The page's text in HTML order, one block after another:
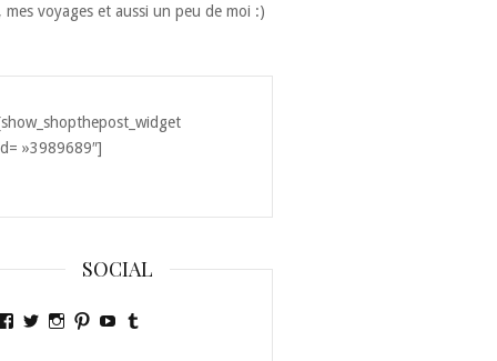
mes voyages et aussi un peu de moi :)
»3989689″]
SOCIAL
VoirVoirVoirVoirVoir